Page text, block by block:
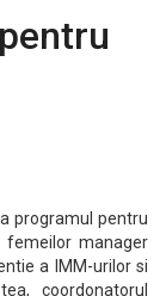
programul pentru
femeilor manager
a IMM-urilor si
coordonatorul